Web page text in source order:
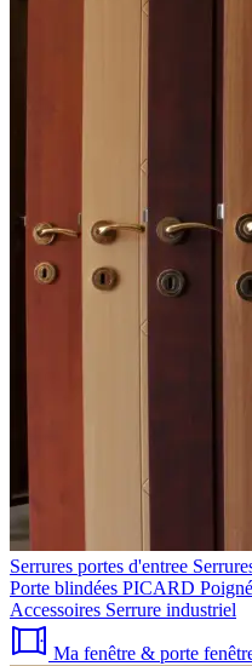
Serrures portes d'entree
Porte blindées PICARD
Accessoires Serrure industriel
Ma fenêtre & porte